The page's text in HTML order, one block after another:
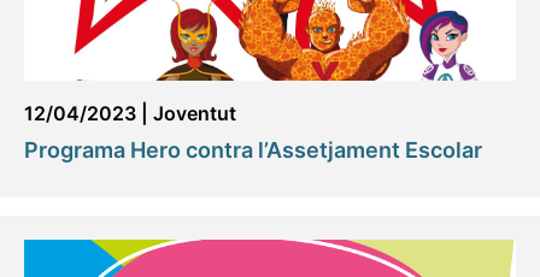
12/04/2023 Joventut
Programa Hero contra l’Assetjament Escolar